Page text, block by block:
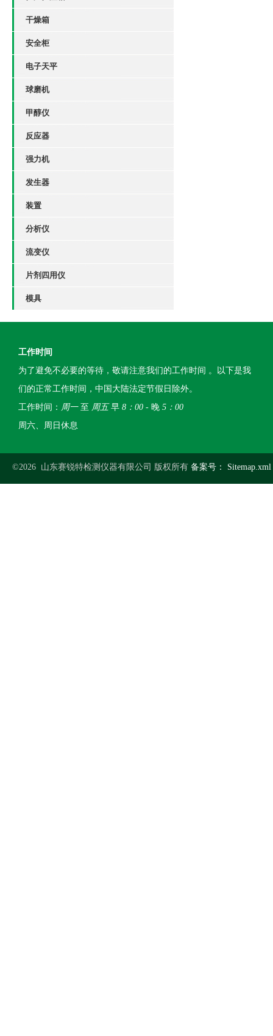
干燥箱
安全柜
电子天平
球磨机
甲醇仪
反应器
强力机
发生器
装置
分析仪
流变仪
片剂四用仪
模具
工作时间
为了避免不必要的等待，敬请注意我们的工作时间 。以下是我
们的正常工作时间，中国大陆法定节假日除外。
工作时间： 周一至 周五早 8：00 - 晚 5：00
周六、周日休息
©2026 山东赛锐特检测仪器有限公司 版权所有 备案号： Sitemap.xml